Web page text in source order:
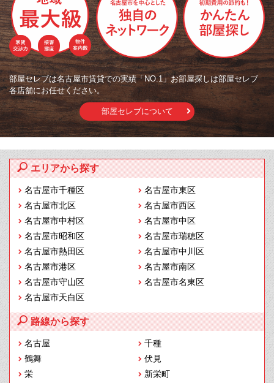
部屋セレブは名古屋市賃貸での実績「NO.1」お部屋探しは部屋セレブ
各店舗にお任せください。
部屋セレブについて
エリアから探す
名古屋市千種区
名古屋市東区
名古屋市北区
名古屋市西区
名古屋市中村区
名古屋市中区
名古屋市昭和区
名古屋市瑞穂区
名古屋市熱田区
名古屋市中川区
名古屋市港区
名古屋市南区
名古屋市守山区
名古屋市名東区
名古屋市天白区
路線から探す
名古屋
千種
鶴舞
伏見
栄
新栄町